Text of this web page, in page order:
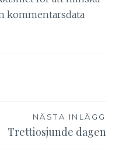
kommentarsdata
NÄSTA INLÄGG
Trettiosjunde dagen